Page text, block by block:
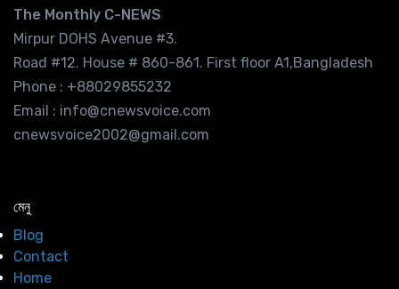
The Monthly C-NEWS
Mirpur DOHS Avenue #3.
Road #12. House # 860-861. First floor A1,Bangladesh
Phone : +88029855232
Email : info@cnewsvoice.com
cnewsvoice2002@gmail.com
মেনু
Blog
Contact
Home